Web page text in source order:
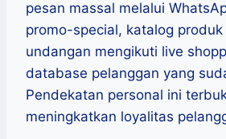
pesan massal melalui
promo-special, katalog
undangan mengikuti live
database pelanggan yang
Pendekatan personal ini
meningkatkan loyalitas